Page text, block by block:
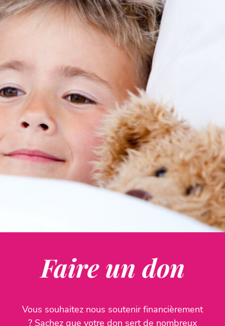
Faire un don
Vous souhaitez nous soutenir financièrement
? Sachez que votre don sert de nombreux